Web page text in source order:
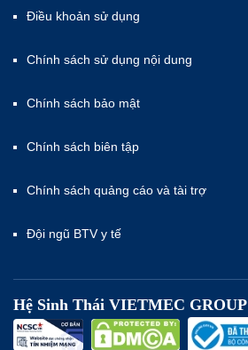
Điều khoản sử dụng
Chính sách sử dụng nội dung
Chính sách bảo mật
Chính sách biên tập
Chính sách quảng cáo và tài trợ
Đội ngũ BTV y tế
Hệ Sinh Thái VIETMEC GROUP